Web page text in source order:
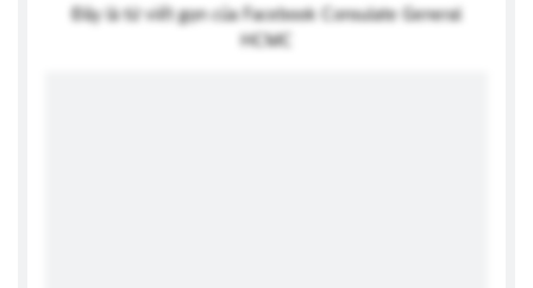
Đây là từ viết gọn của Facebook Consulate General
HCMC